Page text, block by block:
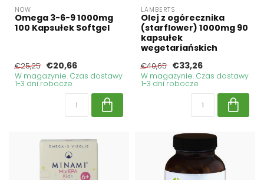
NOW
Omega 3-6-9 1000mg
100 Kapsułek Softgel
€25,25 €20,66
W magazynie. Czas dostawy
1-3 dni robocze
LAMBERTS
Olej z ogórecznika
(starflower) 1000mg 90
kapsułek
wegetariańskich
€40,65 €33,26
W magazynie. Czas dostawy
1-3 dni robocze